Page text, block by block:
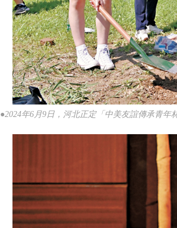
●2024年6月9日，河北正定「中美友誼傳承青